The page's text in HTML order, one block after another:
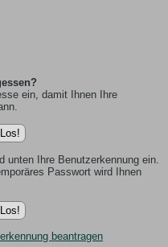
ein, damit Ihnen Ihre
unten Ihre Benutzerkennung ein.
Passwort wird Ihnen
beantragen